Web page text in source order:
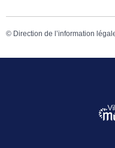
© Direction de l’information